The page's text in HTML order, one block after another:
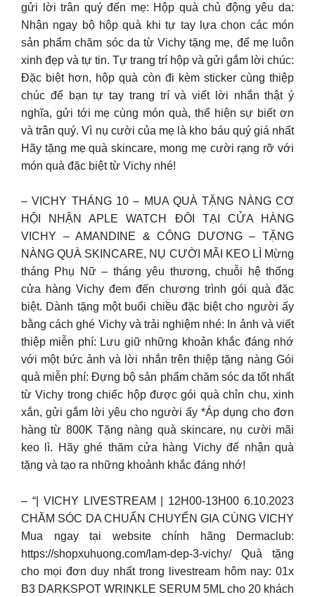
gửi lời trân quý đến mẹ: Hộp quà chủ động yêu da:
Nhận ngay bộ hộp quà khi tự tay lựa chọn các món
sản phẩm chăm sóc da từ Vichy tặng mẹ, để mẹ luôn
xinh đẹp và tự tin. Tự trang trí hộp và gửi gắm lời chúc:
Đặc biệt hơn, hộp quà còn đi kèm sticker cùng thiệp
chúc để bạn tự tay trang trí và viết lời nhắn thật ý
nghĩa, gửi tới mẹ cùng món quà, thể hiện sự biết ơn
và trân quý. Vì nụ cười của mẹ là kho báu quý giá nhất
Hãy tặng mẹ quà skincare, mong mẹ cười rạng rỡ với
món quà đặc biệt từ Vichy nhé!
– VICHY THÁNG 10 – MUA QUÀ TẶNG NÀNG CƠ
HỘI NHẬN APLE WATCH ĐÔI TẠI CỬA HÀNG
VICHY – AMANDINE & CÔNG DƯƠNG – TẶNG
NÀNG QUÀ SKINCARE, NỤ CƯỜI MÃI KEO LÌ Mừng
tháng Phụ Nữ – tháng yêu thương, chuỗi hệ thống
cửa hàng Vichy đem đến chương trình gói quà đặc
biệt. Dành tặng một buổi chiều đặc biệt cho người ấy
bằng cách ghé Vichy và trải nghiệm nhé: In ảnh và viết
thiệp miễn phí: Lưu giữ những khoản khắc đáng nhớ
với một bức ảnh và lời nhắn trên thiệp tặng nàng Gói
quà miễn phí: Đựng bộ sản phẩm chăm sóc da tốt nhất
từ Vichy trong chiếc hộp được gói quà chỉn chu, xinh
xắn, gửi gắm lời yêu cho người ấy *Áp dụng cho đơn
hàng từ 800K Tặng nàng quà skincare, nụ cười mãi
keo lì. Hãy ghé thăm cửa hàng Vichy để nhận quà
tặng và tạo ra những khoảnh khắc đáng nhớ!
– “| VICHY LIVESTREAM | 12H00-13H00 6.10.2023
CHĂM SÓC DA CHUẨN CHUYỂN GIA CÙNG VICHY
Mua ngay tại website chính hãng Dermaclub:
https://shopxuhuong.com/lam-dep-3-vichy/ Quà tặng
cho mọi đơn duy nhất trong livestream hôm nay: 01x
B3 DARKSPOT WRINKLE SERUM 5ML cho 20 khách